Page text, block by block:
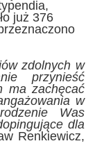
już 376
zdolnych w
przynieść
ma zachęcać
w
Was
dla
Renkiewicz,